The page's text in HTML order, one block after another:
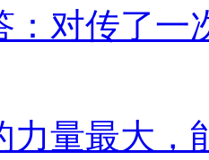
：对传了一
力量最大，